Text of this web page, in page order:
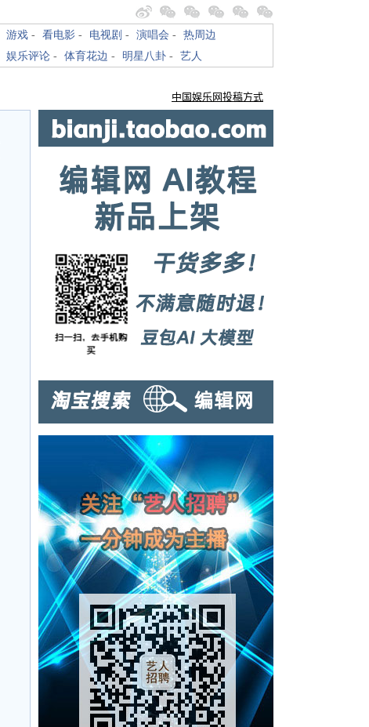
游戏 - 看电影 - 电视剧 - 演唱会 - 热周边
娱乐评论 - 体育花边 - 明星八卦 - 艺人